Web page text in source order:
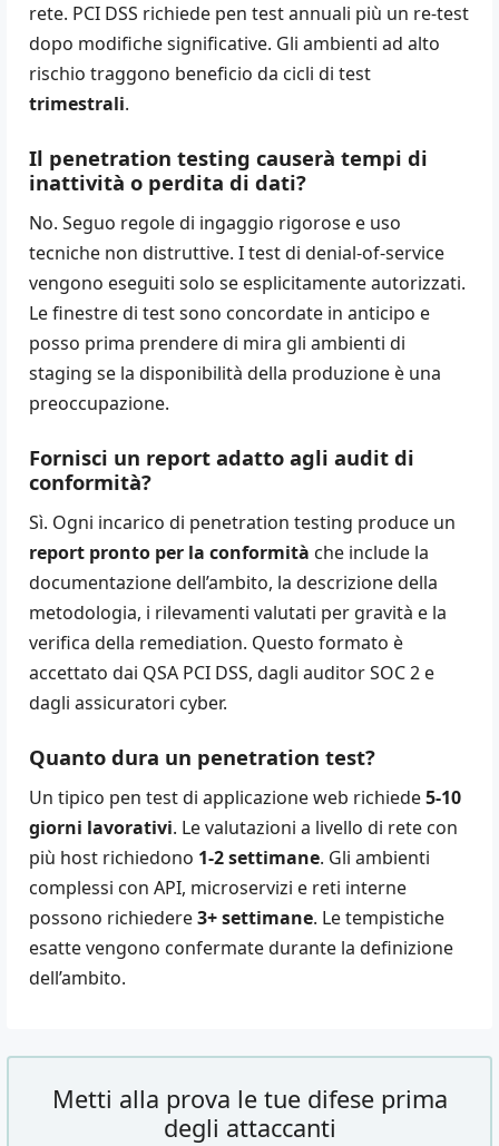
rete. PCI DSS richiede pen test annuali più un re-test
dopo modifiche significative. Gli ambienti ad alto
rischio traggono beneficio da cicli di test
trimestrali.
Il penetration testing causerà tempi di
inattività o perdita di dati?
No. Seguo regole di ingaggio rigorose e uso
tecniche non distruttive. I test di denial-of-service
vengono eseguiti solo se esplicitamente autorizzati.
Le finestre di test sono concordate in anticipo e
posso prima prendere di mira gli ambienti di
staging se la disponibilità della produzione è una
preoccupazione.
Fornisci un report adatto agli audit di
conformità?
Sì. Ogni incarico di penetration testing produce un
report pronto per la conformità che include la
documentazione dell’ambito, la descrizione della
metodologia, i rilevamenti valutati per gravità e la
verifica della remediation. Questo formato è
accettato dai QSA PCI DSS, dagli auditor SOC 2 e
dagli assicuratori cyber.
Quanto dura un penetration test?
Un tipico pen test di applicazione web richiede5-10
giorni lavorativi. Le valutazioni a livello di rete con
più host richiedono 1-2 settimane. Gli ambienti
complessi con API, microservizi e reti interne
possono richiedere3+ settimane. Le tempistiche
esatte vengono confermate durante la definizione
dell’ambito.
Metti alla prova le tue difese prima
degli attaccanti